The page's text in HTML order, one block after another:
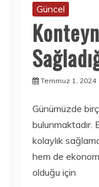
Güncel
Temmuz 1, 2024
Günümüzde
bulunmaktadır.
kolaylık
hem de
olduğu için